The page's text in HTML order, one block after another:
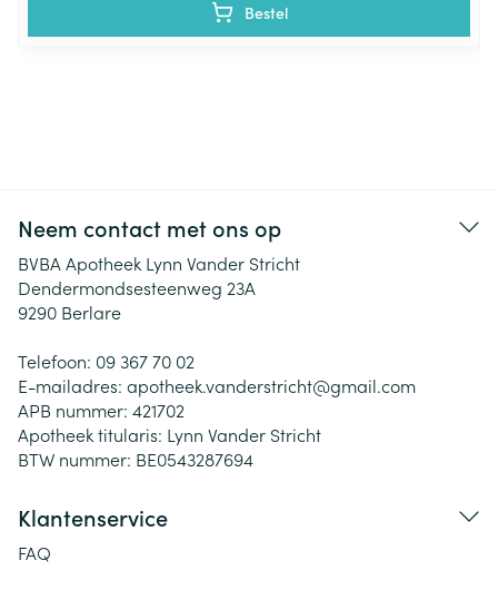
Bestel
Neem contact met ons op
BVBA Apotheek Lynn Vander Stricht
Dendermondsesteenweg 23A
9290 Berlare
Telefoon: 09 367 70 02
E-mailadres: apotheek.vanderstricht@gmail.com
APB nummer: 421702
Apotheek titularis: Lynn Vander Stricht
BTW nummer: BE0543287694
Klantenservice
FAQ